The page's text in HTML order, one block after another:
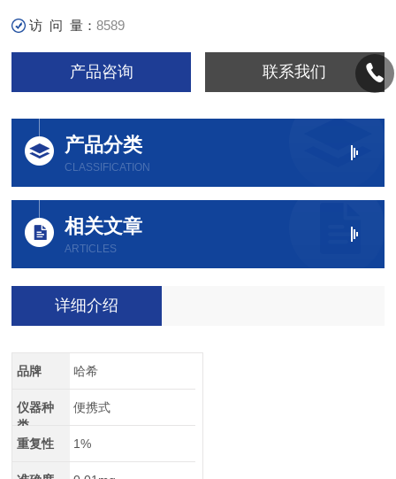
访 问 量：8589
产品咨询 联系我们
产品分类
CLASSIFICATION
相关文章
ARTICLES
详细介绍
品牌 哈希
仪器种
类
便携式
重复性 1%